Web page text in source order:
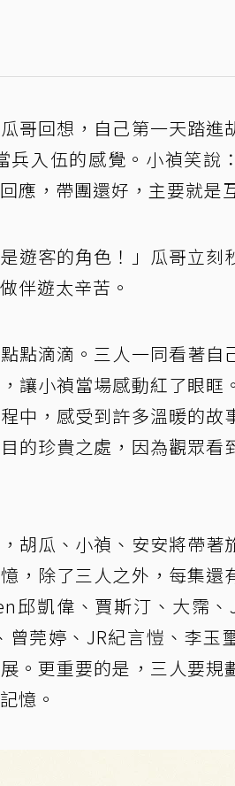
哥回想，自己第一天踏進
入伍的感覺。小禎笑說
應，帶團還好，主要就是
遊客的角色！」瓜哥立刻
伴遊太辛苦。
點滴滴。三人一同看著自
讓小禎當場感動紅了眼眶
中，感受到許多溫暖的故
的珍貴之處，因為觀眾看
胡瓜、小禎、安安將帶著
，除了三人之外，每集還
邱凱偉、賈斯汀、大霈
莞婷、JR紀言愷、李玉
。更重要的是，三人要規
憶。